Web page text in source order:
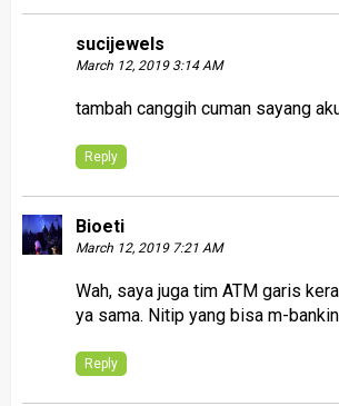
sucijewels
March 12, 2019 3:14 AM
tambah canggih cuman sayang
Reply
Bioeti
March 12, 2019 7:21 AM
Wah, saya juga tim ATM garis
ya sama. Nitip yang bisa m-
Reply